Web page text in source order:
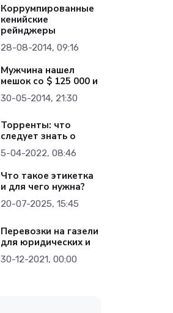
Коррумпированные
кенийские
рейнджеры
28-08-2014, 09:16
Мужчина нашел
мешок со $ 125 000 и
30-05-2014, 21:30
Торренты: что
следует знать о
5-04-2022, 08:46
Что такое этикетка
и для чего нужна?
20-07-2025, 15:45
Перевозки на газели
для юридических и
30-12-2021, 00:00